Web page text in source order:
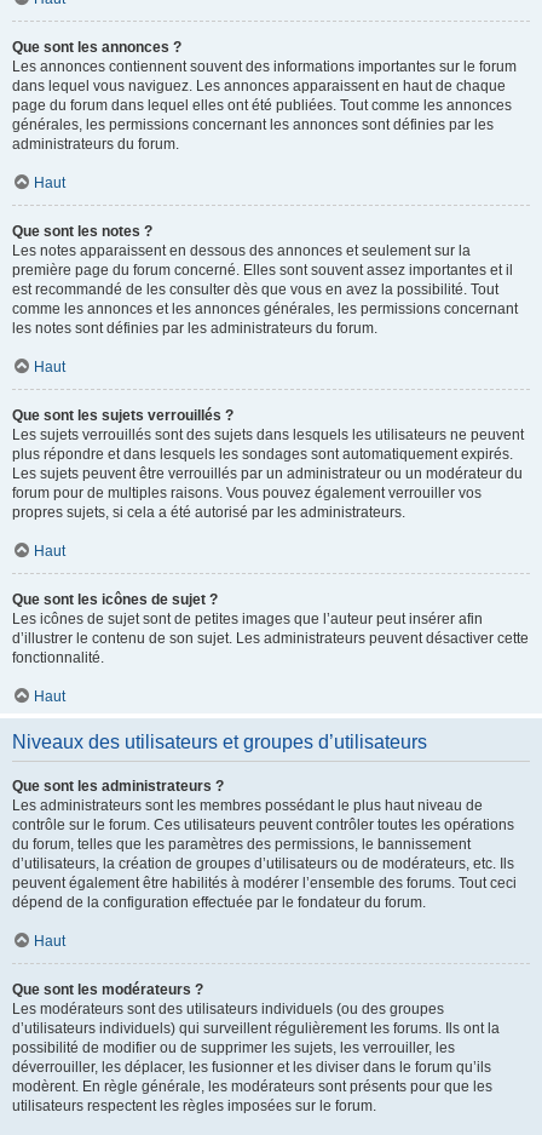
Que sont les annonces ?
Les annonces contiennent souvent des informations importantes sur le forum
dans lequel vous naviguez. Les annonces apparaissent en haut de chaque
page du forum dans lequel elles ont été publiées. Tout comme les annonces
générales, les permissions concernant les annonces sont définies par les
administrateurs du forum.
Haut
Que sont les notes ?
Les notes apparaissent en dessous des annonces et seulement sur la
première page du forum concerné. Elles sont souvent assez importantes et il
est recommandé de les consulter dès que vous en avez la possibilité. Tout
comme les annonces et les annonces générales, les permissions concernant
les notes sont définies par les administrateurs du forum.
Haut
Que sont les sujets verrouillés ?
Les sujets verrouillés sont des sujets dans lesquels les utilisateurs ne peuvent
plus répondre et dans lesquels les sondages sont automatiquement expirés.
Les sujets peuvent être verrouillés par un administrateur ou un modérateur du
forum pour de multiples raisons. Vous pouvez également verrouiller vos
propres sujets, si cela a été autorisé par les administrateurs.
Haut
Que sont les icônes de sujet ?
Les icônes de sujet sont de petites images que l’auteur peut insérer afin
d’illustrer le contenu de son sujet. Les administrateurs peuvent désactiver cette
fonctionnalité.
Haut
Niveaux des utilisateurs et groupes d’utilisateurs
Que sont les administrateurs ?
Les administrateurs sont les membres possédant le plus haut niveau de
contrôle sur le forum. Ces utilisateurs peuvent contrôler toutes les opérations
du forum, telles que les paramètres des permissions, le bannissement
d’utilisateurs, la création de groupes d’utilisateurs ou de modérateurs, etc. Ils
peuvent également être habilités à modérer l’ensemble des forums. Tout ceci
dépend de la configuration effectuée par le fondateur du forum.
Haut
Que sont les modérateurs ?
Les modérateurs sont des utilisateurs individuels (ou des groupes
d’utilisateurs individuels) qui surveillent régulièrement les forums. Ils ont la
possibilité de modifier ou de supprimer les sujets, les verrouiller, les
déverrouiller, les déplacer, les fusionner et les diviser dans le forum qu’ils
modèrent. En règle générale, les modérateurs sont présents pour que les
utilisateurs respectent les règles imposées sur le forum.